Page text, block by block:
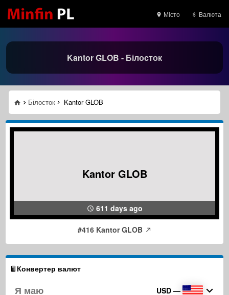
Місто Валюта
Kantor GLOB - Білосток
Білосток Kantor GLOB
Kantor GLOB
611 days ago
#416 Kantor GLOB
Конвертер валют
USD —